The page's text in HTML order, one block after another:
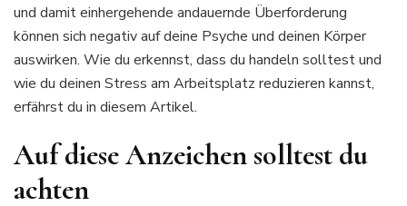
und damit einhergehende andauernde Überforderung
können sich negativ auf deine Psyche und deinen Körper
auswirken. Wie du erkennst, dass du handeln solltest und
wie du deinen Stress am Arbeitsplatz reduzieren kannst,
erfährst du in diesem Artikel.
Auf diese Anzeichen solltest du
achten